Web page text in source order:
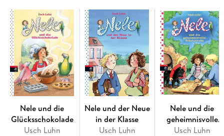
Nele und die
Glücksschokolade
Usch Luhn
Nele und der Neue
in der Klasse
Usch Luhn
Nele und die
geheimnisvolle
Schatztruhe
Usch Luhn